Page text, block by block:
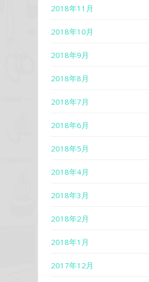
2018年11月
2018年10月
2018年9月
2018年8月
2018年7月
2018年6月
2018年5月
2018年4月
2018年3月
2018年2月
2018年1月
2017年12月